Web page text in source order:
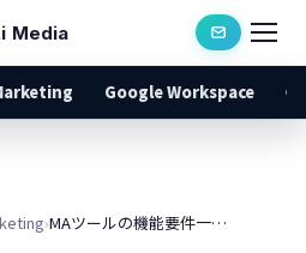
Media
Google Workspace
› MAツールの機能要件一覧｜BtoBナーチャリングで見る選定チェックリスト